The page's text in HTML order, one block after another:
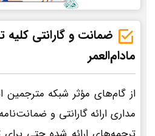
ضمانت و گارانتی
مادام‌العمر
از گام‌های مؤثر شبکه مترجمین
مداری ارائه گارانتی و